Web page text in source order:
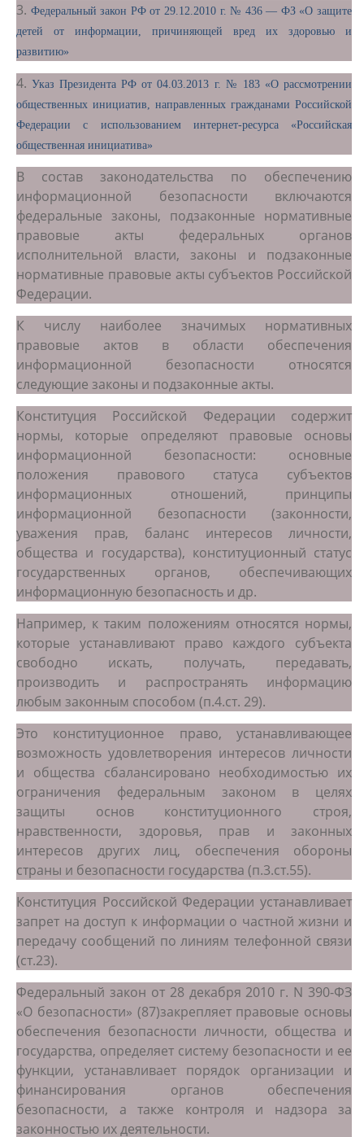
3. Федеральный закон РФ от 29.12.2010 г. № 436 — ФЗ «О защите
детей от информации, причиняющей вред их здоровью и
развитию»
4.Указ Президента РФ от 04.03.2013 г. № 183 «О рассмотрении
общественных инициатив, направленных гражданами Российской
Федерации с использованием интернет-ресурса «Российская
общественная инициатива»
В состав законодательства по обеспечению
информационной безопасности включаются
федеральные законы, подзаконные нормативные
правовые акты федеральных органов
исполнительной власти, законы и подзаконные
нормативные правовые акты субъектов Российской
Федерации.
К числу наиболее значимых нормативных
правовые актов в области обеспечения
информационной безопасности относятся
следующие законы и подзаконные акты.
Конституция Российской Федерации содержит
нормы, которые определяют правовые основы
информационной безопасности: основные
положения правового статуса субъектов
информационных отношений, принципы
информационной безопасности (законности,
уважения прав, баланс интересов личности,
общества и государства), конституционный статус
государственных органов, обеспечивающих
информационную безопасность и др.
Например, к таким положениям относятся нормы,
которые устанавливают право каждого субъекта
свободно искать, получать, передавать,
производить и распространять информацию
любым законным способом (п.4.ст. 29).
Это конституционное право, устанавливающее
возможность удовлетворения интересов личности
и общества сбалансировано необходимостью их
ограничения федеральным законом в целях
защиты основ конституционного строя,
нравственности, здоровья, прав и законных
интересов других лиц, обеспечения обороны
страны и безопасности государства (п.3.ст.55).
Конституция Российской Федерации устанавливает
запрет на доступ к информации о частной жизни и
передачу сообщений по линиям телефонной связи
(ст.23).
Федеральный закон от 28 декабря 2010 г. N 390-ФЗ
«О безопасности» (87)закрепляет правовые основы
обеспечения безопасности личности, общества и
государства, определяет систему безопасности и ее
функции, устанавливает порядок организации и
финансирования органов обеспечения
безопасности, а также контроля и надзора за
законностью их деятельности.